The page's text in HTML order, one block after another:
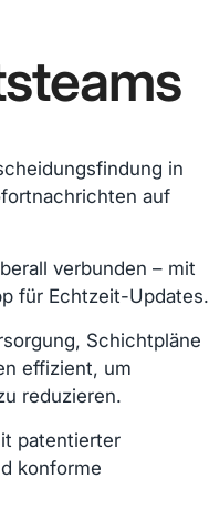
in
auf
verbunden – mit
für Echtzeit-Updates.
Schichtpläne
effizient, um
reduzieren.
patentierter
konforme